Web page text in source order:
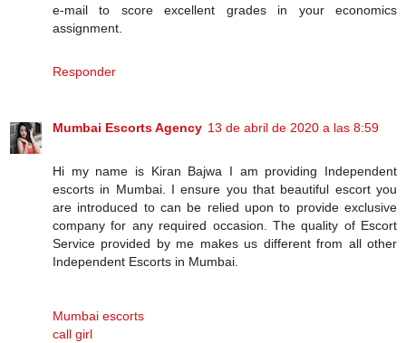
e-mail to score excellent grades in your economics
assignment.
Responder
Mumbai Escorts Agency 13 de abril de 2020 a las 8:59
Hi my name is Kiran Bajwa I am providing Independent
escorts in Mumbai. I ensure you that beautiful escort you
are introduced to can be relied upon to provide exclusive
company for any required occasion. The quality of Escort
Service provided by me makes us different from all other
Independent Escorts in Mumbai.
Mumbai escorts
call girl